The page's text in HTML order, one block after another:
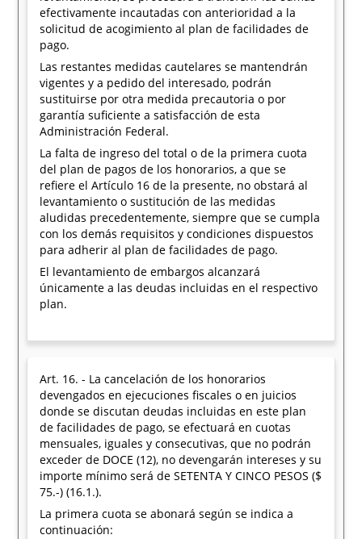
efectivamente incautadas con anterioridad a la
solicitud de acogimiento al plan de facilidades de
pago.
Las restantes medidas cautelares se mantendrán
vigentes y a pedido del interesado, podrán
sustituirse por otra medida precautoria o por
garantía suficiente a satisfacción de esta
Administración Federal.
La falta de ingreso del total o de la primera cuota
del plan de pagos de los honorarios, a que se
refiere el Artículo 16 de la presente, no obstará al
levantamiento o sustitución de las medidas
aludidas precedentemente, siempre que se cumpla
con los demás requisitos y condiciones dispuestos
para adherir al plan de facilidades de pago.
El levantamiento de embargos alcanzará
únicamente a las deudas incluidas en el respectivo
plan.
Art. 16. - La cancelación de los honorarios
devengados en ejecuciones fiscales o en juicios
donde se discutan deudas incluidas en este plan
de facilidades de pago, se efectuará en cuotas
mensuales, iguales y consecutivas, que no podrán
exceder de DOCE (12), no devengarán intereses y su
importe mínimo será de SETENTA Y CINCO PESOS ($
75.-) (16.1.).
La primera cuota se abonará según se indica a
continuación: